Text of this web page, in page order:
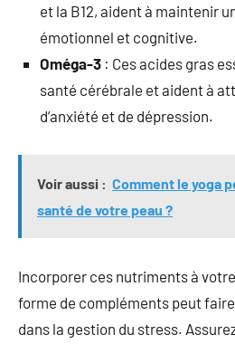
et la B12, aident à maintenir
émotionnel et cognitive.
Oméga-3 : Ces acides gras
santé cérébrale et aident à
d’anxiété et de dépression.
Voir aussi : Comment le yoga
santé de votre peau ?
Incorporer ces nutriments à
forme de compléments peut
dans la gestion du stress.